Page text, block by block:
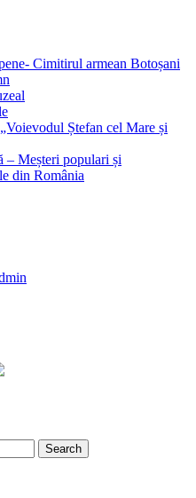
Cimitirul armean Botoșani
Ștefan cel Mare și
– Meșteri populari și
din România